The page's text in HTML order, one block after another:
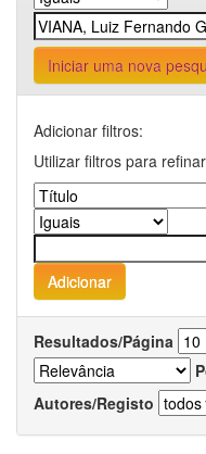
Iniciar uma nova
Adicionar filtros:
Utilizar filtros para
Resultados/Página
Autores/Registo